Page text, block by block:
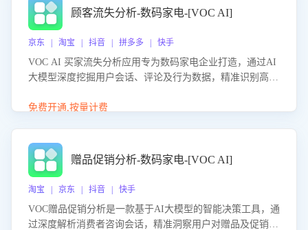
化率，避免陷入单纯价格竞争，实现精准扬长避短。
顾客流失分析-数码家电-[VOC AI]
京东 | 淘宝 | 抖音 | 拼多多 | 快手
VOC AI 买家流失分析应用专为数码家电企业打造，通过AI
大模型深度挖掘用户会话、评论及行为数据，精准识别高流
应延迟、竞品价格冲击等。系统自动输出可落地的挽回策
免费开通,按量计费
赠品促销分析-数码家电-[VOC AI]
淘宝 | 京东 | 抖音 | 快手
VOC赠品促销分析是一款基于AI大模型的智能决策工具，通
过深度解析消费者咨询会话，精准洞察用户对赠品及促销政